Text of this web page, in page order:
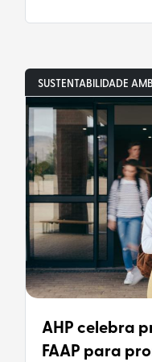
SUSTENTABILIDADE
AHP celebra
FAAP para